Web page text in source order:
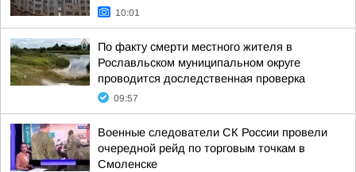
10:01
По факту смерти местного жителя в
Рославльском муниципальном округе
проводится доследственная проверка
09:57
Военные следователи СК России провели
очередной рейд по торговым точкам в
Смоленске